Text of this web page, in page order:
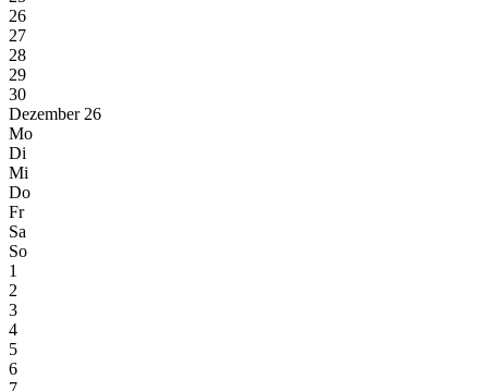
26
27
28
29
30
Dezember 26
Mo
Di
Mi
Do
Fr
Sa
So
1
2
3
4
5
6